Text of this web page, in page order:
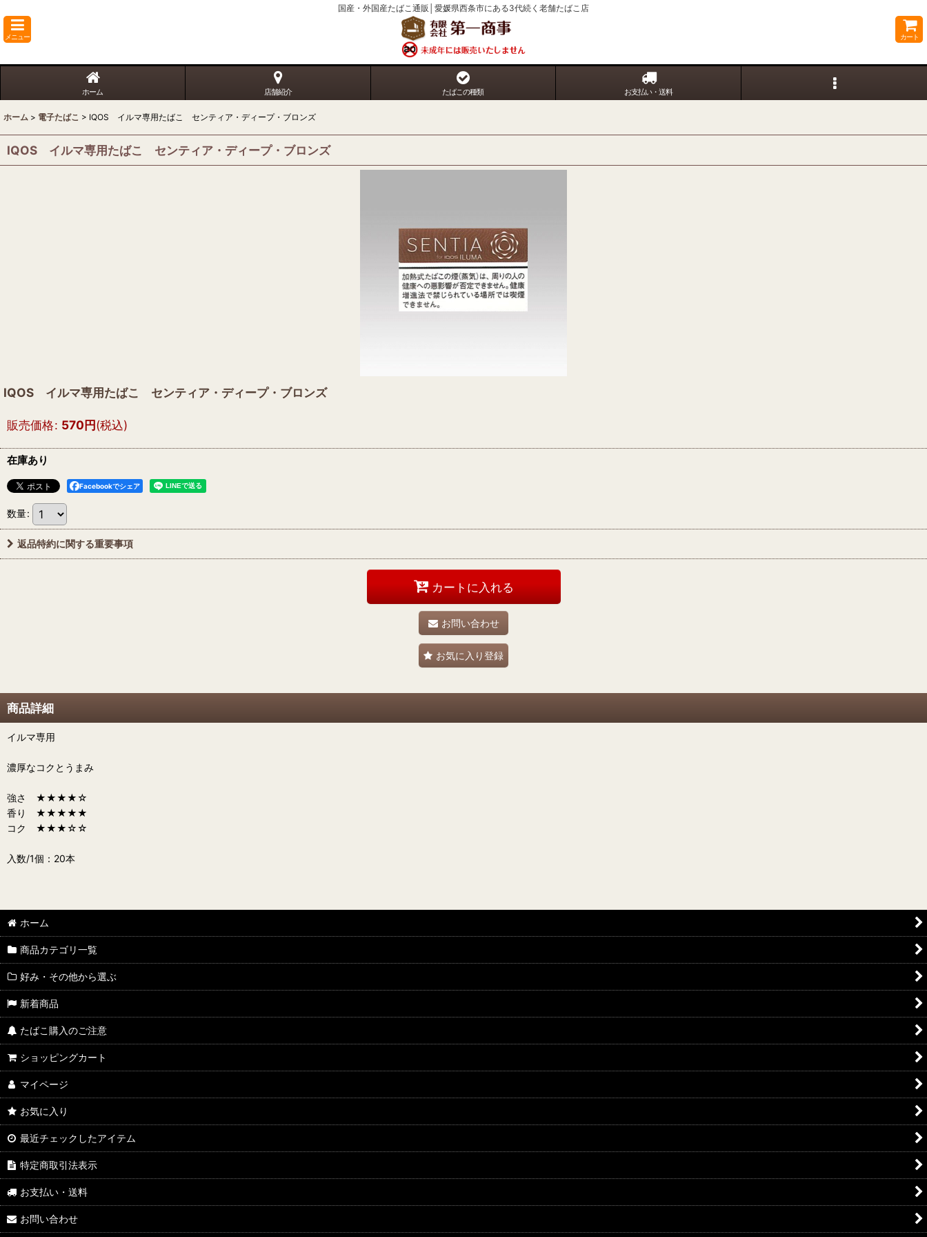
国産・外国産たばこ通販│愛媛県西条市にある3代続く老舗たばこ店
メニュー カート
ホーム 店舗紹介 たばこの種類 お支払い・送料
ホーム > 電子たばこ > IQOS イルマ専用たばこ センティア・ディープ・ブロンズ
IQOS イルマ専用たばこ センティア・ディープ・ブロンズ
IQOS イルマ専用たばこ センティア・ディープ・ブロンズ
販売価格: 570円(税込)
在庫あり
Facebookでシェア
数量:
返品特約に関する重要事項
カートに入れる
お問い合わせ
お気に入り登録
商品詳細
イルマ専用
濃厚なコクとうまみ
強さ ★★★★☆
香り ★★★★★
コク ★★★☆☆
入数/1個：20本
ホーム
商品カテゴリ一覧
好み・その他から選ぶ
新着商品
たばこ購入のご注意
ショッピングカート
マイページ
お気に入り
最近チェックしたアイテム
特定商取引法表示
お支払い・送料
お問い合わせ